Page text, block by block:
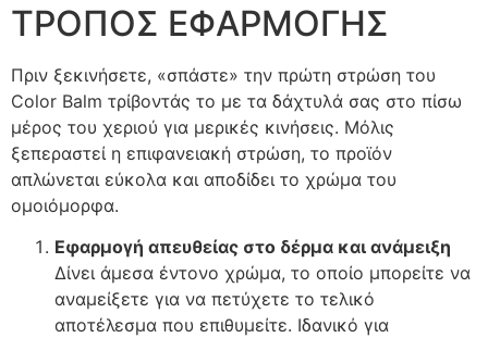
ΤΡΟΠΟΣ ΕΦΑΡΜΟΓΗΣ
Πριν ξεκινήσετε, «σπάστε» την πρώτη στρώση του
Color Balm τρίβοντάς το με τα δάχτυλά σας στο πίσω
μέρος του χεριού για μερικές κινήσεις. Μόλις
ξεπεραστεί η επιφανειακή στρώση, το προϊόν
απλώνεται εύκολα και αποδίδει το χρώμα του
ομοιόμορφα.
Εφαρμογή απευθείας στο δέρμα και ανάμειξη
Δίνει άμεσα έντονο χρώμα, το οποίο μπορείτε να
αναμείξετε για να πετύχετε το τελικό
αποτέλεσμα που επιθυμείτε. Ιδανικό για